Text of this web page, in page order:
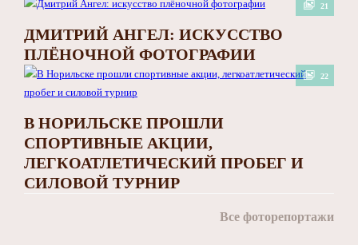
21
ДМИТРИЙ АНГЕЛ: ИСКУССТВО
ПЛЁНОЧНОЙ ФОТОГРАФИИ
22
В НОРИЛЬСКЕ ПРОШЛИ
СПОРТИВНЫЕ АКЦИИ,
ЛЕГКОАТЛЕТИЧЕСКИЙ ПРОБЕГ И
СИЛОВОЙ ТУРНИР
Все фоторепортажи